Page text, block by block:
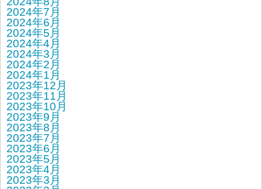
2024年7月
2024年6月
2024年5月
2024年4月
2024年3月
2024年2月
2024年1月
2023年12月
2023年11月
2023年10月
2023年9月
2023年8月
2023年7月
2023年6月
2023年5月
2023年4月
2023年3月